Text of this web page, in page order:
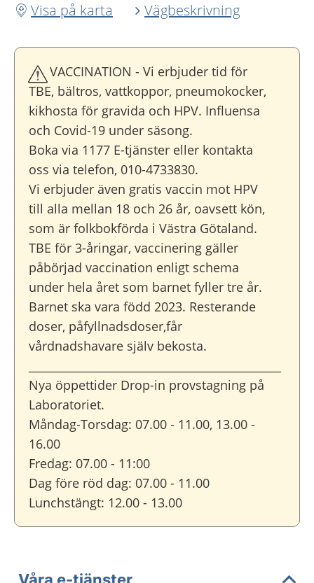
Visa på karta
Vägbeskrivning
VACCINATION - Vi erbjuder tid för
TBE, bältros, vattkoppor, pneumokocker,
kikhosta för gravida och HPV. Influensa
och Covid-19 under säsong.
Boka via 1177 E-tjänster eller kontakta
oss via telefon, 010-4733830.
Vi erbjuder även gratis vaccin mot HPV
till alla mellan 18 och 26 år, oavsett kön,
som är folkbokförda i Västra Götaland.
TBE för 3-åringar, vaccinering gäller
påbörjad vaccination enligt schema
under hela året som barnet fyller tre år.
Barnet ska vara född 2023. Resterande
doser, påfyllnadsdoser,får
vårdnadshavare själv bekosta.
Nya öppettider Drop-in provstagning på
Laboratoriet.
Måndag-Torsdag: 07.00 - 11.00, 13.00 -
16.00
Fredag: 07.00 - 11:00
Dag före röd dag: 07.00 - 11.00
Lunchstängt: 12.00 - 13.00
Våra e-tjänster